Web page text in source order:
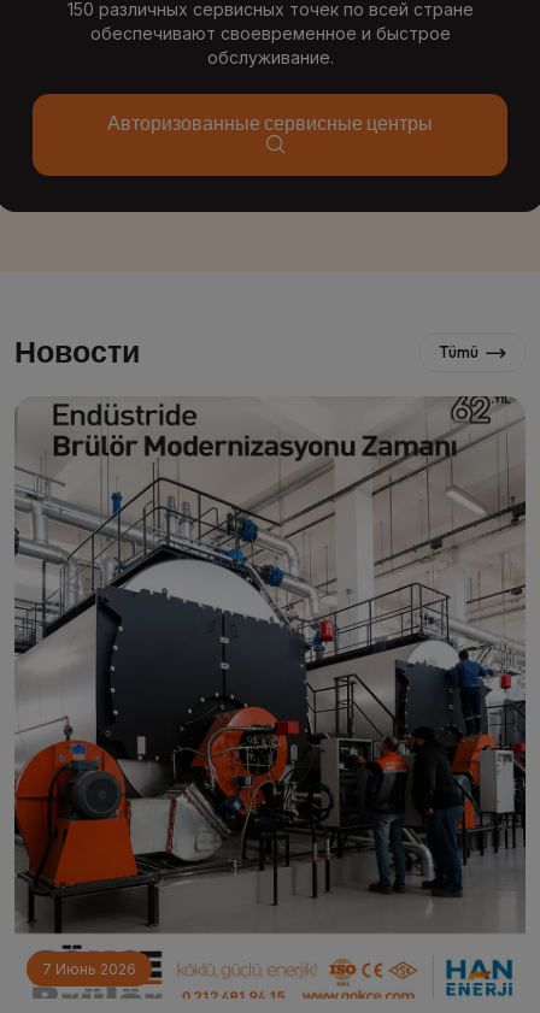
150 различных сервисных точек по всей стране
обеспечивают своевременное и быстрое
обслуживание.
Авторизованные сервисные центры
Новости Tümü
7 Июнь 2026